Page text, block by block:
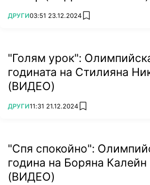
ПОВЕЧЕ ОТ
ДРУГИ03:51 23.12.2024 add favorites
"Голям урок":
годината на Стилияна
(ВИДЕО)
ПОВЕЧЕ ОТ
ДРУГИ11:31 21.12.2024 add favorites
"Спя спокойно":
година на Боряна Калейн
(ВИДЕО)